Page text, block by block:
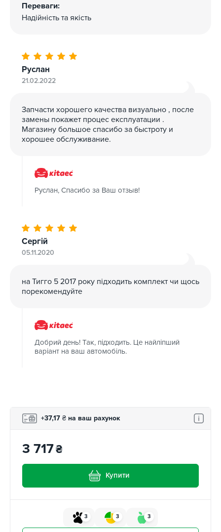
Переваги:
Надійність та якість
Руслан
21.02.2022
Запчасти хорошего качества визуально , после
замены покажет процес експлуатации .
Магазину большое спасибо за быстроту и
хорошее обслуживание.
Руслан, Спасибо за Ваш отзыв!
Сергій
05.11.2020
на Тигго 5 2017 року підходить комплект чи щось
порекомендуйте
Добрий день! Так, підходить. Це найліпший
варіант на ваш автомобіль.
+37,17 ₴ на ваш рахунок
3 717₴
Купити
3 3 3